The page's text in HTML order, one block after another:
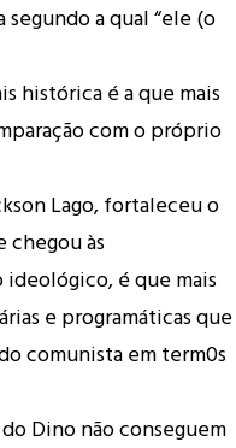
segundo a qual “ele (o
histórica é a que mais
com o próprio
Lago, fortaleceu o
chegou às
é que mais
e programáticas que
comunista em term0s
Dino não conseguem